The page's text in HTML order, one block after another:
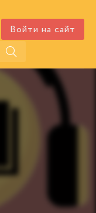
.COM
Войти на сайт